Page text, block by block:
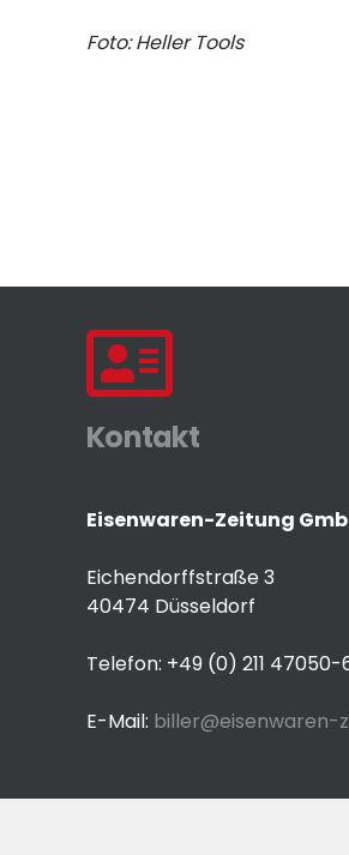
Foto: Heller Tools
Kontakt
Eisenwaren-Zeitung
Eichendorffstraße 3
40474 Düsseldorf
Telefon: +49 (0) 211 47050-
E-Mail: biller@eisenwaren-